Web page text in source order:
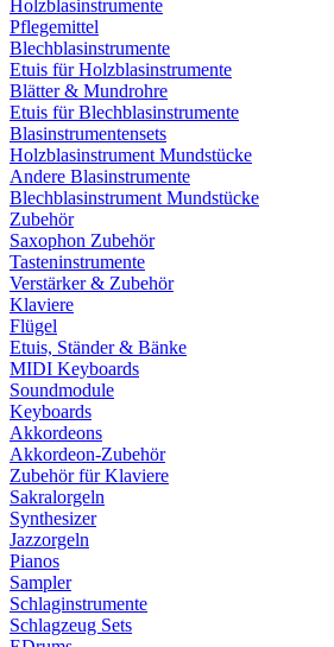
Holzblasinstrumente
Pflegemittel
Blechblasinstrumente
Etuis für Holzblasinstrumente
Blätter & Mundrohre
Etuis für Blechblasinstrumente
Blasinstrumentensets
Holzblasinstrument Mundstücke
Andere Blasinstrumente
Blechblasinstrument Mundstücke
Zubehör
Saxophon Zubehör
Tasteninstrumente
Verstärker & Zubehör
Klaviere
Flügel
Etuis, Ständer & Bänke
MIDI Keyboards
Soundmodule
Keyboards
Akkordeons
Akkordeon-Zubehör
Zubehör für Klaviere
Sakralorgeln
Synthesizer
Jazzorgeln
Pianos
Sampler
Schlaginstrumente
Schlagzeug Sets